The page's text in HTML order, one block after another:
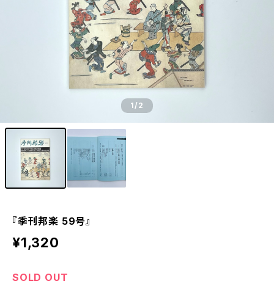
1/2
『季刊邦楽 59号』
¥1,320
SOLD OUT